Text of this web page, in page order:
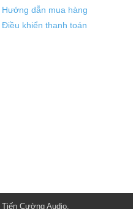
Hướng dẫn mua hàng
Điều khiển thanh toán
Tiến Cường Audio.